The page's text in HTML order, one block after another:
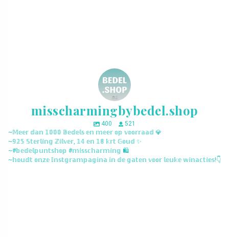
misscharmingbybedel.shop
400
521
~𝕄𝕖𝕖𝕣 𝕕𝕒𝕟 𝟙𝟘𝟘𝟘 𝔹𝕖𝕕𝕖𝕝𝕤 𝕖𝕟 𝕞𝕖𝕖𝕣 𝕠𝕡 𝕧𝕠𝕠𝕣𝕣𝕒𝕒𝕕 💎
~𝟡𝟚𝟝 𝕊𝕥𝕖𝕣𝕝𝕚𝕟𝕘 ℤ𝕚𝕝𝕧𝕖𝕣, 𝟙𝟜 𝕖𝕟 𝟙𝟠 𝕜𝕣𝕥 𝔾𝕠𝕦𝕕 ✨
~#𝕓𝕖𝕕𝕖𝕝𝕡𝕦𝕟𝕥𝕤𝕙𝕠𝕡 #𝕞𝕚𝕤𝕤𝕔𝕙𝕒𝕣𝕞𝕚𝕟𝕘 🛍️
~𝕙𝕠𝕦𝕕𝕥 𝕠𝕟𝕫𝕖 𝕀𝕟𝕤𝕥𝕘𝕣𝕒𝕞𝕡𝕒𝕘𝕚𝕟𝕒 𝕚𝕟 𝕕𝕖 𝕘𝕒𝕥𝕖𝕟 𝕧𝕠𝕠𝕣 𝕝𝕖𝕦𝕜𝕖 𝕨𝕚𝕟𝕒𝕔𝕥𝕚𝕖𝕤!👇